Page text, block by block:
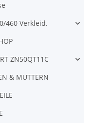
460 Verkleid.
ZN50QT11C
& MUTTERN